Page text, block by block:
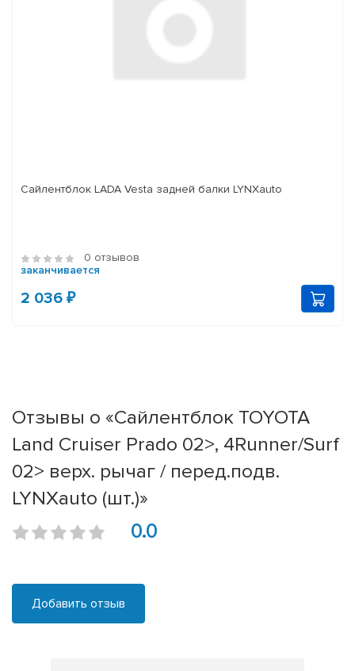
Сайлентблок LADA Vesta задней балки LYNXauto
0 отзывов
заканчивается
2 036 ₽
Отзывы о «Сайлентблок TOYOTA
Land Cruiser Prado 02>, 4Runner/Surf
02> верх. рычаг / перед.подв.
LYNXauto (шт.)»
0.0
Добавить отзыв